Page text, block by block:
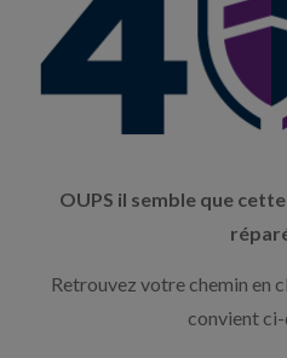
OUPS il semble que
Retrouvez votre chemin en
convient ci-